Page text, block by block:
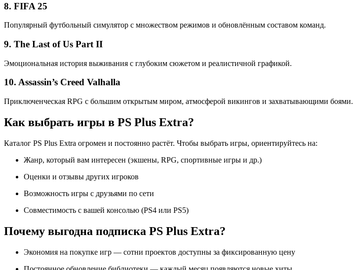
8. FIFA 25
Популярный футбольный симулятор с множеством режимов и обновлённым составом команд.
9. The Last of Us Part II
Эмоциональная история выживания с глубоким сюжетом и реалистичной графикой.
10. Assassin’s Creed Valhalla
Приключенческая RPG с большим открытым миром, атмосферой викингов и захватывающими боями.
Как выбрать игры в PS Plus Extra?
Каталог PS Plus Extra огромен и постоянно растёт. Чтобы выбрать игры, ориентируйтесь на:
Жанр, который вам интересен (экшены, RPG, спортивные игры и др.)
Оценки и отзывы других игроков
Возможность игры с друзьями по сети
Совместимость с вашей консолью (PS4 или PS5)
Почему выгодна подписка PS Plus Extra?
Экономия на покупке игр — сотни проектов доступны за фиксированную цену